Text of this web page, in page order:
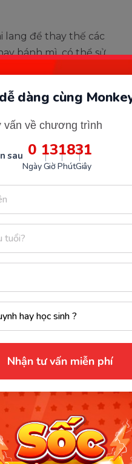
dàng cùng
vấn về chương trình
sau 0
Ngày
13
Giờ
18
Phút
29
Giây
Nhận tư vấn miễn phí
lang để thay thế các
bánh mì, có thể sử
thon gọn. (Ảnh: Nguồn
chất dinh dưỡng như
chất như kali, magie,
cơ thể. Loại thực phẩm
rất tốt cho quá trình